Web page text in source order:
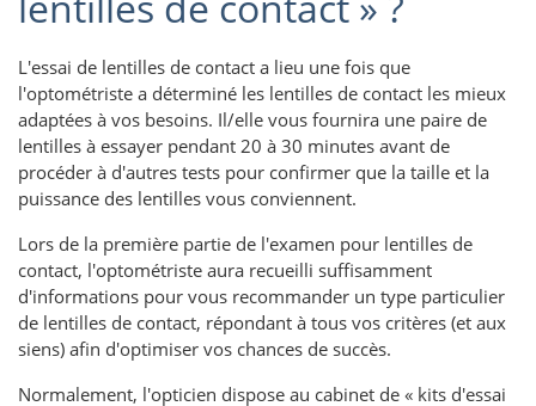
L'essai de lentilles de contact a lieu une fois que
l'optométriste a déterminé les lentilles de contact les mieux
adaptées à vos besoins. Il/elle vous fournira une paire de
lentilles à essayer pendant 20 à 30 minutes avant de
procéder à d'autres tests pour confirmer que la taille et la
puissance des lentilles vous conviennent.
Lors de la première partie de l'examen pour lentilles de
contact, l'optométriste aura recueilli suffisamment
d'informations pour vous recommander un type particulier
de lentilles de contact, répondant à tous vos critères (et aux
siens) afin d'optimiser vos chances de succès.
Normalement, l'opticien dispose au cabinet de « kits d'essai